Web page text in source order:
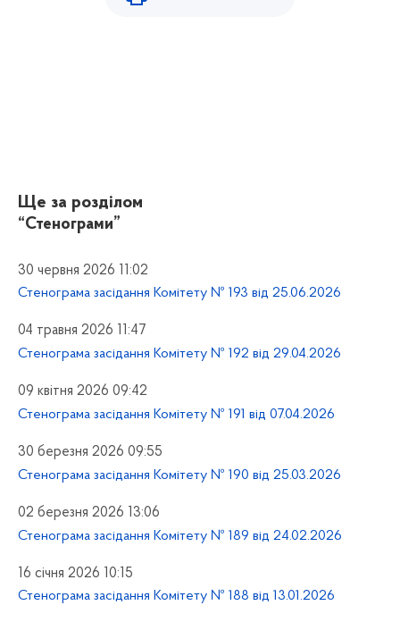
Ще за розділом
“Стенограми”
30 червня 2026 11:02
Стенограма засідання Комітету № 193 від 25.06.2026
04 травня 2026 11:47
Стенограма засідання Комітету № 192 від 29.04.2026
09 квітня 2026 09:42
Стенограма засідання Комітету № 191 від 07.04.2026
30 березня 2026 09:55
Стенограма засідання Комітету № 190 від 25.03.2026
02 березня 2026 13:06
Стенограма засідання Комітету № 189 від 24.02.2026
16 січня 2026 10:15
Стенограма засідання Комітету № 188 від 13.01.2026